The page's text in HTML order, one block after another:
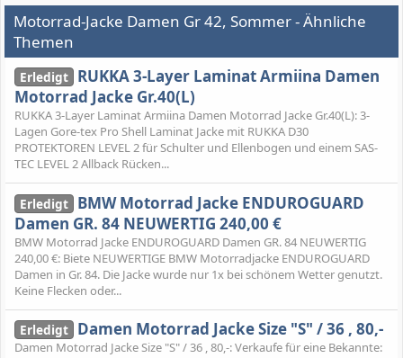
Motorrad-Jacke Damen Gr 42, Sommer - Ähnliche
Themen
Erledigt RUKKA 3-Layer Laminat Armiina Damen
Motorrad Jacke Gr.40(L)
RUKKA 3-Layer Laminat Armiina Damen Motorrad Jacke Gr.40(L): 3-
Lagen Gore-tex Pro Shell Laminat Jacke mit RUKKA D30
PROTEKTOREN LEVEL 2 für Schulter und Ellenbogen und einem SAS-
TEC LEVEL 2 Allback Rücken...
Erledigt BMW Motorrad Jacke ENDUROGUARD
Damen GR. 84 NEUWERTIG 240,00 €
BMW Motorrad Jacke ENDUROGUARD Damen GR. 84 NEUWERTIG
240,00 €: Biete NEUWERTIGE BMW Motorradjacke ENDUROGUARD
Damen in Gr. 84. Die Jacke wurde nur 1x bei schönem Wetter genutzt.
Keine Flecken oder...
Erledigt Damen Motorrad Jacke Size "S" / 36 , 80,-
Damen Motorrad Jacke Size "S" / 36 , 80,-: Verkaufe für eine Bekannte: